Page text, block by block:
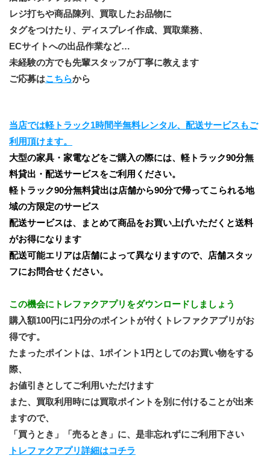
レジ打ちや商品陳列、買取したお品物に
タグをつけたり、ディスプレイ作成、買取業務、
ECサイトへの出品作業など…
未経験の方でも先輩スタッフが丁寧に教えます
ご応募はこちらから
当店では軽トラック1時間半無料レンタル、配送サービスもご
利用頂けます。
大型の家具・家電などをご購入の際には、軽トラック90分無
料貸出・配送サービスをご利用ください。
軽トラック90分無料貸出は店舗から90分で帰ってこられる地
域の方限定のサービス
配送サービスは、まとめて商品をお買い上げいただくと送料
がお得になります
配送可能エリアは店舗によって異なりますので、店舗スタッ
フにお問合せください。
この機会にトレファクアプリをダウンロードしましょう
購入額100円に1円分のポイントが付くトレファクアプリがお
得です。
たまったポイントは、1ポイント1円としてのお買い物をする
際、
お値引きとしてご利用いただけます
また、買取利用時には買取ポイントを別に付けることが出来
ますので、
「買うとき」「売るとき」に、是非忘れずにご利用下さい
トレファクアプリ詳細はコチラ